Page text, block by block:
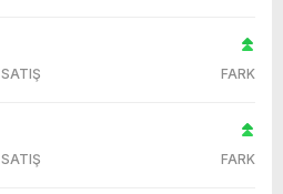
SATIŞ FARK
SATIŞ FARK